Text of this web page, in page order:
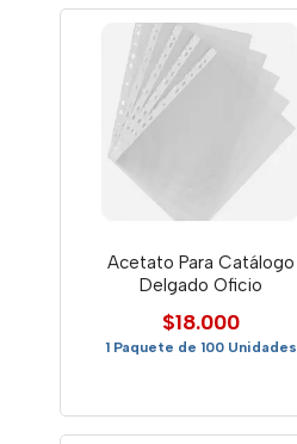
Acetato Para Catálogo
Delgado Oficio
$18.000
1 Paquete de 100 Unidades